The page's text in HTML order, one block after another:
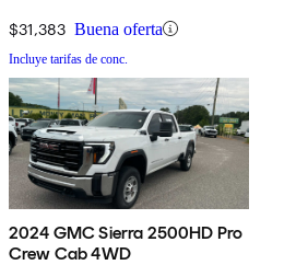
$31,383 Buena oferta
Incluye tarifas de conc.
2024 GMC Sierra 2500HD Pro
Crew Cab 4WD